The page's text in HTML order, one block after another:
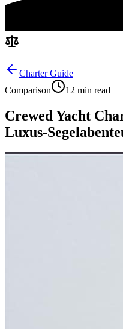
Charter Guide
Comparison
12 min read
Crewed Yacht
Luxus-